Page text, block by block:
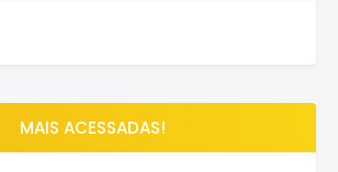
MAIS ACESSADAS!